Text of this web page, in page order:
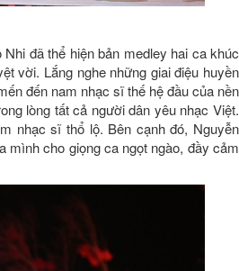
đã thể hiện bản medley hai ca khúc
vời. Lắng nghe những giai điệu huyền
đến nam nhạc sĩ thế hệ đầu của nền
lòng tất cả người dân yêu nhạc Việt.
nhạc sĩ thổ lộ. Bên cạnh đó, Nguyễn
mình cho giọng ca ngọt ngào, đầy cảm